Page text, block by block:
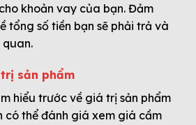
khoản vay của bạn. Đảm
tổng số tiền bạn sẽ phải trả và
quan.
sản phẩm
hiểu trước về giá trị sản phẩm
có thể đánh giá xem giá cầm